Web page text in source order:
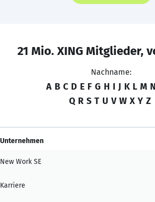
21 Mio. XING Mitglieder,
Nachname:
A B C D E F G H I J K L M N
Q R S T U V W X Y Z
Unternehmen
New Work SE
Karriere